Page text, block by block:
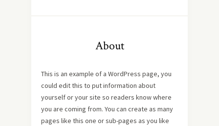
About
This is an example of a WordPress page, you
could edit this to put information about
yourself or your site so readers know where
you are coming from. You can create as many
pages like this one or sub-pages as you like